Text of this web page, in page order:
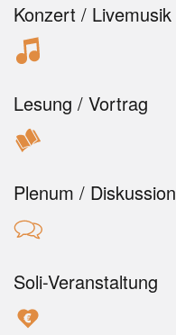
Konzert / Livemusik
Lesung / Vortrag
Plenum / Diskussion
Soli-Veranstaltung